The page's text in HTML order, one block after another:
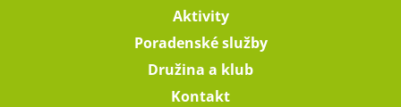
Aktivity
Poradenské služby
Družina a klub
Kontakt